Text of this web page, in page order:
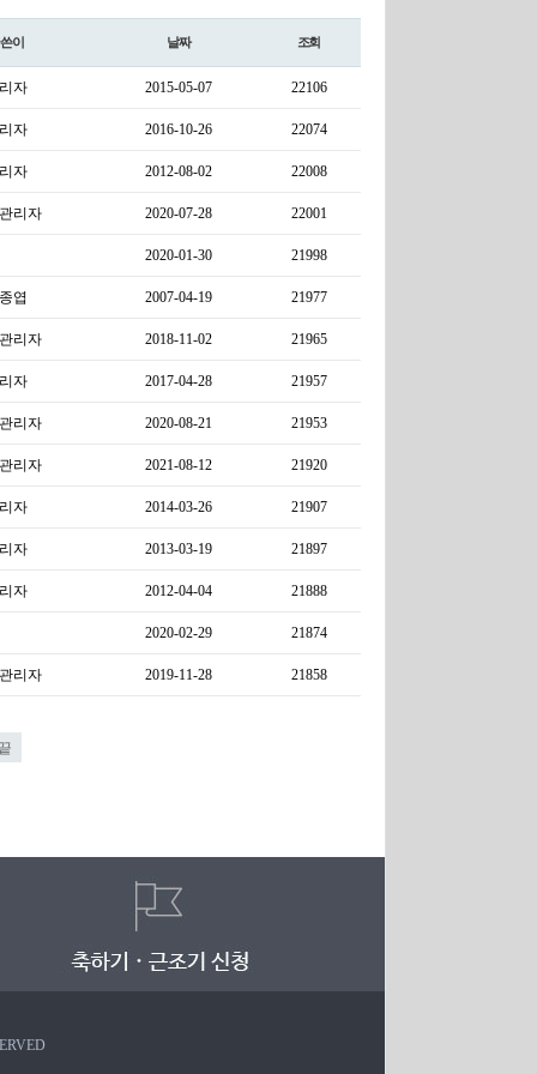
이 날짜 조회
자 2015-05-07 22106
자 2016-10-26 22074
자 2012-08-02 22008
리자 2020-07-28 22001
2020-01-30 21998
엽 2007-04-19 21977
리자 2018-11-02 21965
자 2017-04-28 21957
리자 2020-08-21 21953
리자 2021-08-12 21920
자 2014-03-26 21907
자 2013-03-19 21897
자 2012-04-04 21888
2020-02-29 21874
리자 2019-11-28 21858